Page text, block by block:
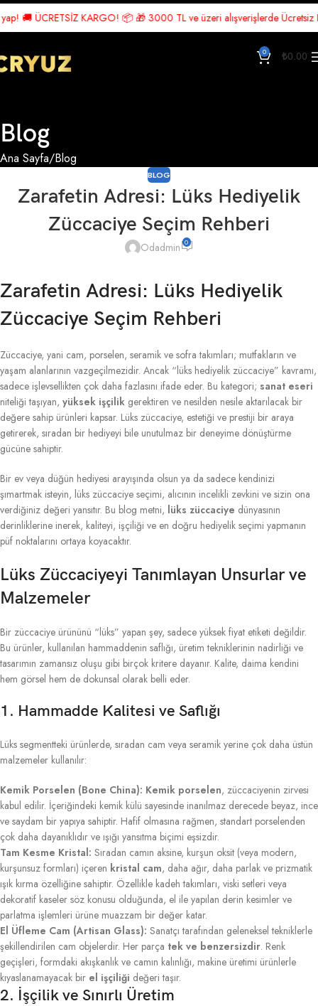
KARGO! 📦 🎁 3000 TL ve üzeri alışverişlerde Ücretsiz Kargo!
0 ₺0.00
Blog
Ana Sayfa Blog
BLOG
Zarafetin Adresi: Lüks Hediyelik
Züccaciye Seçim Rehberi
Odadmin 0
Zarafetin Adresi: Lüks Hediyelik
Züccaciye Seçim Rehberi
Züccaciye, yani cam, porselen, seramik ve sofra takımları; mutfakların ve
yaşam alanlarının vazgeçilmezidir. Ancak “lüks hediyelik züccaciye” kavramı,
sadece işlevsellikten çok daha fazlasını ifade eder. Bu kategori; sanat eseri
niteliği taşıyan, yüksek işçilik gerektiren ve nesilden nesile aktarılacak bir
değere sahip ürünleri kapsar. Lüks züccaciye, estetiği ve prestiji bir araya
getirerek, sıradan bir hediyeyi bile unutulmaz bir deneyime dönüştürme
gücüne sahiptir.
Bir ev veya düğün hediyesi arayışında olsun ya da sadece kendinizi
şımartmak isteyin, lüks züccaciye seçimi, alıcının incelikli zevkini ve sizin ona
verdiğiniz değeri yansıtır. Bu blog metni, lüks züccaciye dünyasının
derinliklerine inerek, kaliteyi, işçiliği ve en doğru hediyelik seçimi yapmanın
püf noktalarını ortaya koyacaktır.
Lüks Züccaciyeyi Tanımlayan Unsurlar ve
Malzemeler
Bir züccaciye ürününü “lüks” yapan şey, sadece yüksek fiyat etiketi değildir.
Bu ürünler, kullanılan hammaddenin saflığı, üretim tekniklerinin nadirliği ve
tasarımın zamansız oluşu gibi birçok kritere dayanır. Kalite, daima kendini
hem görsel hem de dokunsal olarak belli eder.
1. Hammadde Kalitesi ve Saflığı
Lüks segmentteki ürünlerde, sıradan cam veya seramik yerine çok daha üstün
malzemeler kullanılır:
Kemik Porselen (Bone China): Kemik porselen, züccaciyenin zirvesi
kabul edilir. İçeriğindeki kemik külü sayesinde inanılmaz derecede beyaz, ince
ve saydam bir yapıya sahiptir. Hafif olmasına rağmen, standart porselenden
çok daha dayanıklıdır ve ışığı yansıtma biçimi eşsizdir.
Tam Kesme Kristal: Sıradan camın aksine, kurşun oksit (veya modern,
kurşunsuz formları) içeren kristal cam, daha ağır, daha parlak ve prizmatik
ışık kırma özelliğine sahiptir. Özellikle kadeh takımları, viski setleri veya
dekoratif kaseler söz konusu olduğunda, el ile yapılan derin kesimler ve
parlatma işlemleri ürüne muazzam bir değer katar.
El Üfleme Cam (Artisan Glass): Sanatçı tarafından geleneksel tekniklerle
şekillendirilen cam objelerdir. Her parça tek ve benzersizdir. Renk
geçişleri, formdaki akışkanlık ve camın kalınlığı, makine üretimi ürünlerle
kıyaslanamayacak bir el işçiliği değeri taşır.
2. İşçilik ve Sınırlı Üretim